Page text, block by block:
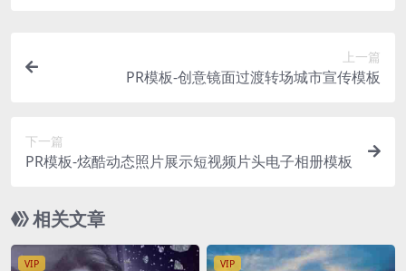
上一篇
PR模板-创意镜面过渡转场城市宣传模板
下一篇
PR模板-炫酷动态照片展示短视频片头电子相册模板
相关文章
VIP VIP